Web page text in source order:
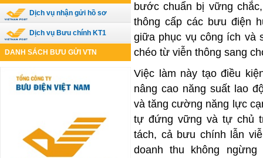
Dịch vụ nhận gửi hồ sơ
Dịch vụ Bưu chính KT1
DANH SÁCH BƯU GỬI VTN
bước chuẩn bị vững
thông cấp các bưu điện
giữa phục vụ công ích và
chéo từ viễn thông sang
Việc làm này tạo điều
nâng cao năng suất lao
và tăng cường năng lực
tự đứng vững và tự chủ
tách, cả bưu chính lẫn
doanh thu không